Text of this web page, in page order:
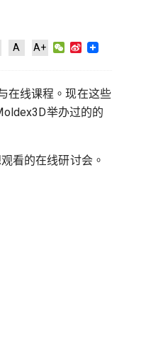
A A+ WeChat
Sina
在线课程。现在这些
举办过的的
看的在线研讨会。